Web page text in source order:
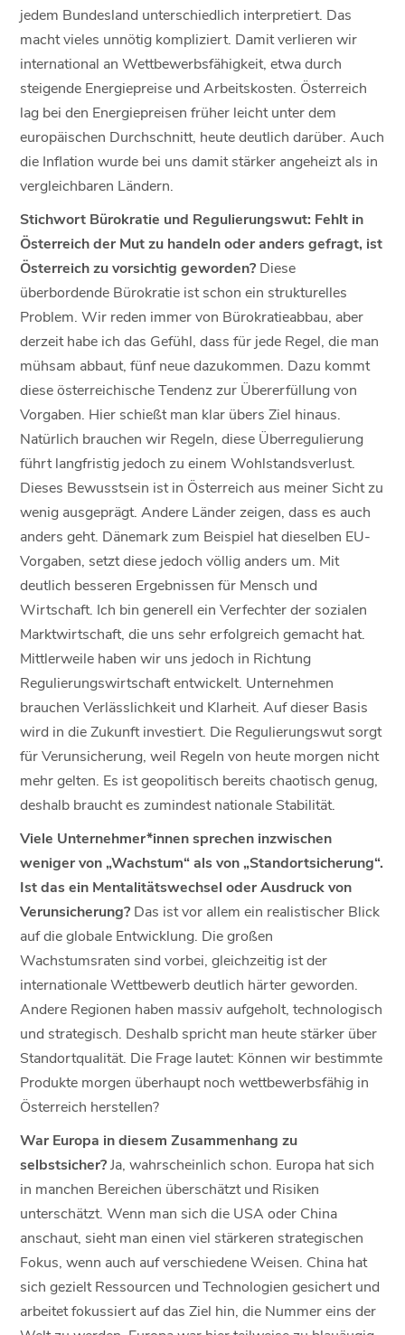
jedem Bundesland unterschiedlich interpretiert. Das
macht vieles unnötig kompliziert. Damit verlieren wir
international an Wettbewerbsfähigkeit, etwa durch
steigende Energiepreise und Arbeitskosten. Österreich
lag bei den Energiepreisen früher leicht unter dem
europäischen Durchschnitt, heute deutlich darüber. Auch
die Inflation wurde bei uns damit stärker angeheizt als in
vergleichbaren Ländern.
Stichwort Bürokratie und Regulierungswut: Fehlt in
Österreich der Mut zu handeln oder anders gefragt, ist
Österreich zu vorsichtig geworden? Diese
überbordende Bürokratie ist schon ein strukturelles
Problem. Wir reden immer von Bürokratieabbau, aber
derzeit habe ich das Gefühl, dass für jede Regel, die man
mühsam abbaut, fünf neue dazukommen. Dazu kommt
diese österreichische Tendenz zur Übererfüllung von
Vorgaben. Hier schießt man klar übers Ziel hinaus.
Natürlich brauchen wir Regeln, diese Überregulierung
führt langfristig jedoch zu einem Wohlstandsverlust.
Dieses Bewusstsein ist in Österreich aus meiner Sicht zu
wenig ausgeprägt. Andere Länder zeigen, dass es auch
anders geht. Dänemark zum Beispiel hat dieselben EU-
Vorgaben, setzt diese jedoch völlig anders um. Mit
deutlich besseren Ergebnissen für Mensch und
Wirtschaft. Ich bin generell ein Verfechter der sozialen
Marktwirtschaft, die uns sehr erfolgreich gemacht hat.
Mittlerweile haben wir uns jedoch in Richtung
Regulierungswirtschaft entwickelt. Unternehmen
brauchen Verlässlichkeit und Klarheit. Auf dieser Basis
wird in die Zukunft investiert. Die Regulierungswut sorgt
für Verunsicherung, weil Regeln von heute morgen nicht
mehr gelten. Es ist geopolitisch bereits chaotisch genug,
deshalb braucht es zumindest nationale Stabilität.
Viele Unternehmer*innen sprechen inzwischen
weniger von „Wachstum“ als von „Standortsicherung“.
Ist das ein Mentalitätswechsel oder Ausdruck von
Verunsicherung? Das ist vor allem ein realistischer Blick
auf die globale Entwicklung. Die großen
Wachstumsraten sind vorbei, gleichzeitig ist der
internationale Wettbewerb deutlich härter geworden.
Andere Regionen haben massiv aufgeholt, technologisch
und strategisch. Deshalb spricht man heute stärker über
Standortqualität. Die Frage lautet: Können wir bestimmte
Produkte morgen überhaupt noch wettbewerbsfähig in
Österreich herstellen?
War Europa in diesem Zusammenhang zu
selbstsicher? Ja, wahrscheinlich schon. Europa hat sich
in manchen Bereichen überschätzt und Risiken
unterschätzt. Wenn man sich die USA oder China
anschaut, sieht man einen viel stärkeren strategischen
Fokus, wenn auch auf verschiedene Weisen. China hat
sich gezielt Ressourcen und Technologien gesichert und
arbeitet fokussiert auf das Ziel hin, die Nummer eins der